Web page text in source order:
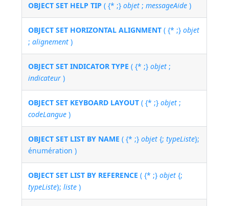
OBJECT SET HELP TIP ( {* ;}objet ;messageAide )
OBJECT SET HORIZONTAL ALIGNMENT ( {* ;}objet
;alignement )
OBJECT SET INDICATOR TYPE ( {* ;}objet ;
indicateur )
OBJECT SET KEYBOARD LAYOUT ( {* ;}objet ;
codeLangue )
OBJECT SET LIST BY NAME ( {* ;}objet {;typeListe};
énumération )
OBJECT SET LIST BY REFERENCE ( {* ;}objet {;
typeListe};liste )